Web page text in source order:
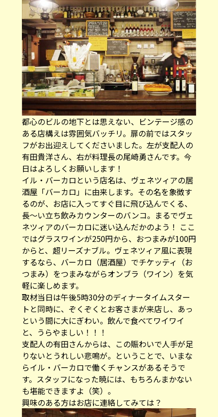
都心のビルの地下とは思えない、ビンテージ感の
ある店構えは雰囲気バッチリ。扉の前ではスタッ
フがお出迎えしてくださいました。左が支配人の
有田貴洋さん、右が料理長の尾崎勇さんです。今
日はよろしくお願いします！
イル・バーカロという店名は、ヴェネツィアの居
酒屋「バーカロ」に由来します。その名を象徴す
るのが、お店に入ってすぐ目に飛び込んでくる、
長〜い立ち飲みカウンターのバンコ。まるでヴェ
ネツィアのバーカロに迷い込んだかのよう！ ここ
ではグラスワインが250円から、おつまみが100円
からと、超リーズナブル。ヴェネツィア風に表現
するなら、バーカロ（居酒屋）でチケッティ（お
つまみ）をつまみながらオンブラ（ワイン）を気
軽に楽しめます。
取材当日は午後5時30分のディナータイムスター
トと同時に、ぞくぞくとお客さまが来店し、あっ
という間に大にぎわい。飲んで食べてワイワイ
と、うらやましい！！！
支配人の有田さんからは、この賑わいで人手が足
りないとうれしい悲鳴が。ということで、いまな
らイル・バーカロで働くチャンスがあるそうで
す。スタッフになった暁には、もちろんまかない
も堪能できますよ（笑）。
興味のある方はお店に連絡してみては？